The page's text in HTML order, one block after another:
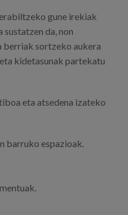
gune irekiak
da, non
sortzeko aukera
kidetasunak partekatu
eta atsedena izateko
barruko espazioak.